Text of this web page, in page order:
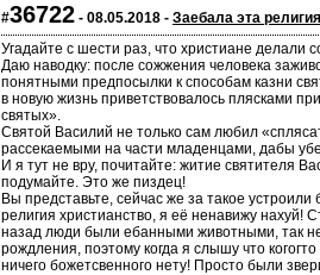
#36722 - 08.05.2018 - Заебала эта
Угадайте с шести раз, что христиане делали
Даю наводку: после сожжения человека
понятными предпосылки к способам казни
в новую жизнь приветствовалось плясками
святых».
Святой Василий не только сам любил
рассекаемыми на части младенцами, дабы
И я тут не вру, почитайте: житие святителя
подумайте. Это же пиздец!
Вы представьте, сейчас же за такое
религия христианство, я её ненавижу нахуй!
назад люди были ебанными животными, так
рождления, поэтому когда я слышу что
ничего божетсвенного нету! Просто были